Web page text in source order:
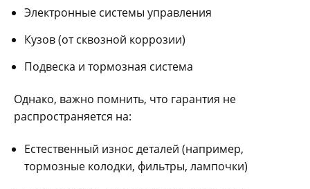
Электронные системы управления
Кузов (от сквозной коррозии)
Подвеска и тормозная система
Однако‚ важно помнить‚ что гарантия не
распространяется на:
Естественный износ деталей (например‚
тормозные колодки‚ фильтры‚ лампочки)